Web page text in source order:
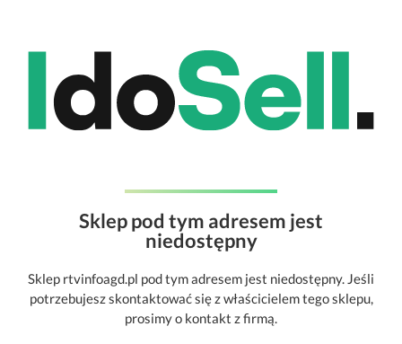
Sklep pod tym adresem jest
niedostępny
Sklep rtvinfoagd.pl pod tym adresem jest niedostępny. Jeśli
potrzebujesz skontaktować się z właścicielem tego sklepu,
prosimy o kontakt z firmą.